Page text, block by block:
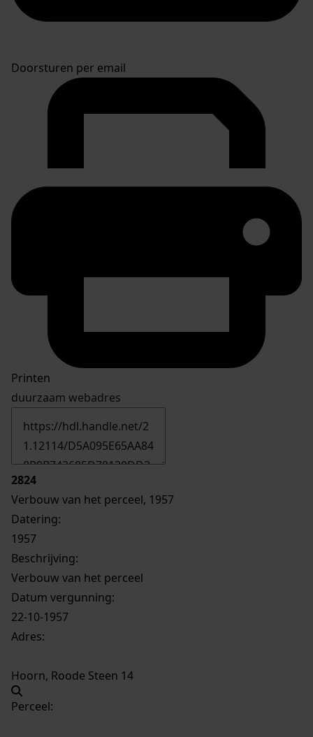
Doorsturen per email
Printen
duurzaam webadres
2824
Verbouw van het perceel, 1957
Datering:
1957
Beschrijving:
Verbouw van het perceel
Datum vergunning:
22-10-1957
Adres:
Hoorn, Roode Steen 14
Perceel: